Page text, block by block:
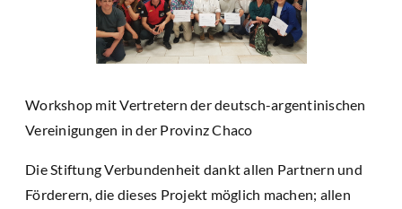
Workshop mit Vertretern der deutsch-argentinischen
Vereinigungen in der Provinz Chaco
Die Stiftung Verbundenheit dankt allen Partnern und
Förderern, die dieses Projekt möglich machen; allen